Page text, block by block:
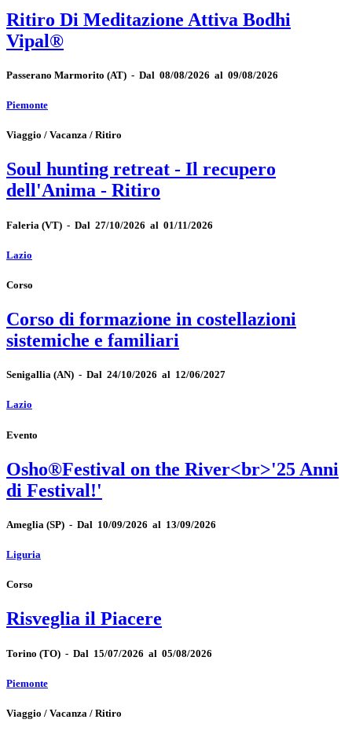
Ritiro Di Meditazione Attiva Bodhi
Vipal®
Passerano Marmorito (AT) - Dal 08/08/2026 al 09/08/2026
Piemonte
Viaggio / Vacanza / Ritiro
Soul hunting retreat - Il recupero
dell'Anima - Ritiro
Faleria (VT) - Dal 27/10/2026 al 01/11/2026
Lazio
Corso
Corso di formazione in costellazioni
sistemiche e familiari
Senigallia (AN) - Dal 24/10/2026 al 12/06/2027
Lazio
Evento
Osho®Festival on the River<br>'25 Anni
di Festival!'
Ameglia (SP) - Dal 10/09/2026 al 13/09/2026
Liguria
Corso
Risveglia il Piacere
Torino (TO) - Dal 15/07/2026 al 05/08/2026
Piemonte
Viaggio / Vacanza / Ritiro